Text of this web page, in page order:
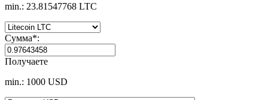
min.: 23.81547768 LTC
Сумма*:
Получаете
min.: 1000 USD